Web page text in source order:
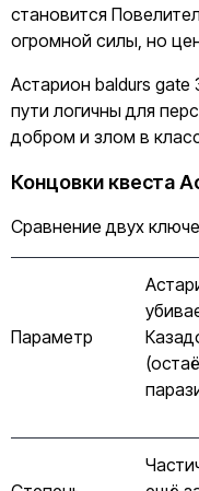
становится
огромной силы, но
Астарион baldurs gate
пути логичны для
добром и злом в
Концовки квеста
Сравнение двух
Параметр